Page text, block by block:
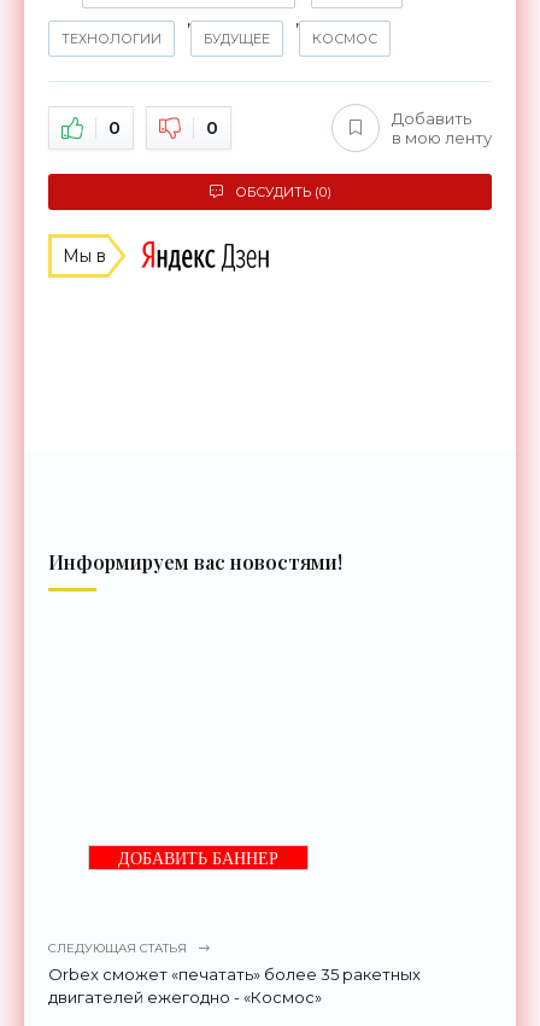
ТЕХНОЛОГИИ
,
БУДУЩЕЕ
,
КОСМОС
0 0
Добавить
в мою ленту
ОБСУДИТЬ (0)
Мы в
Информируем вас новостями!
ДОБАВИТЬ БАННЕР
СЛЕДУЮЩАЯ СТАТЬЯ
Orbex сможет «печатать» более 35 ракетных
двигателей ежегодно - «Космос»